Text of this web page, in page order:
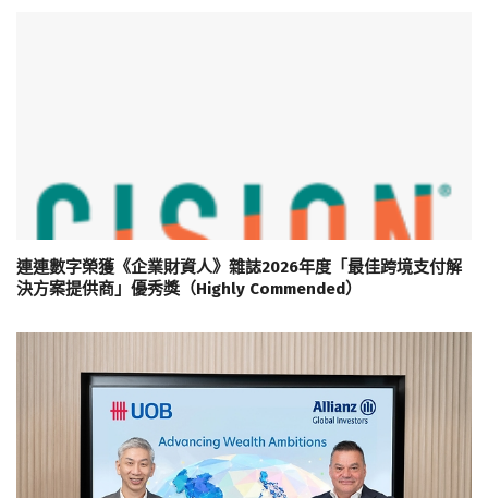
連連數字榮獲《企業財資人》雜誌2026年度「最佳跨境支付解
決方案提供商」優秀獎（Highly Commended）